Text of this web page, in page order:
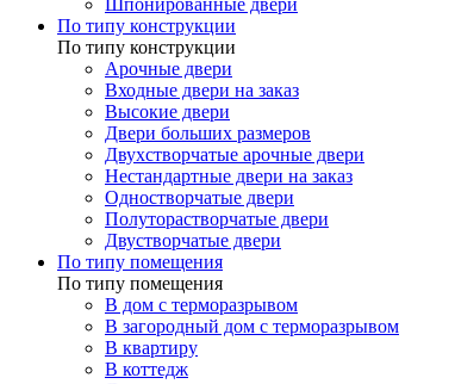
Шпонированные двери
По типу конструкции
По типу конструкции
Арочные двери
Входные двери на заказ
Высокие двери
Двери больших размеров
Двухстворчатые арочные двери
Нестандартные двери на заказ
Одностворчатые двери
Полуторастворчатые двери
Двустворчатые двери
По типу помещения
По типу помещения
В дом с терморазрывом
В загородный дом с терморазрывом
В квартиру
В коттедж